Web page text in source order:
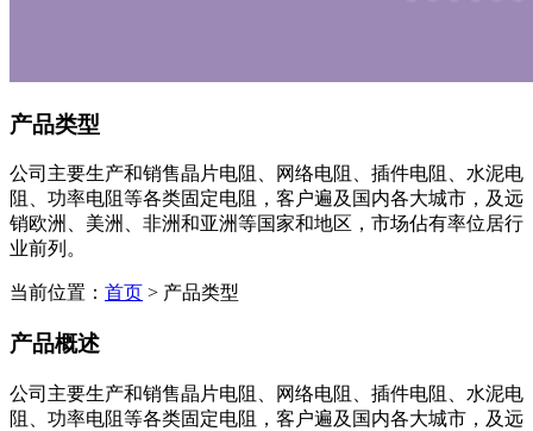
产品类型
公司主要生产和销售晶片电阻、网络电阻、插件电阻、水泥电
阻、功率电阻等各类固定电阻，客户遍及国内各大城市，及远
销欧洲、美洲、非洲和亚洲等国家和地区，市场佔有率位居行
业前列。
当前位置： 首页 > 产品类型
产品概述
公司主要生产和销售晶片电阻、网络电阻、插件电阻、水泥电
阻、功率电阻等各类固定电阻，客户遍及国内各大城市，及远